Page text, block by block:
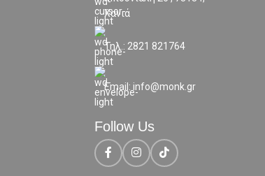
Χανιά
Τηλ.: 2821 821764
Email: info@monk.gr
Follow Us